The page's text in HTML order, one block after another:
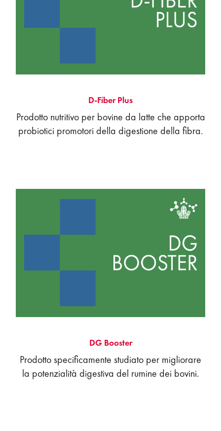
D-Fiber Plus
Prodotto nutritivo per bovine da latte che apporta
probiotici promotori della digestione della fibra.
DG Booster
Prodotto specificamente studiato per migliorare
la potenzialità digestiva del rumine dei bovini.